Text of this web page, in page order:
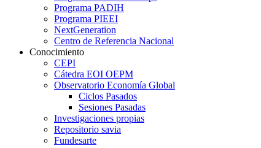
Programa PADIH
Programa PIEEI
NextGeneration
Centro de Referencia Nacional
Conocimiento
CEPI
Cátedra EOI OEPM
Observatorio Economía Global
Ciclos Pasados
Sesiones Pasadas
Investigaciones propias
Repositorio savia
Fundesarte